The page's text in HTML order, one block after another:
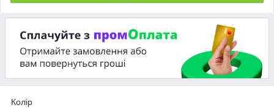
Колір